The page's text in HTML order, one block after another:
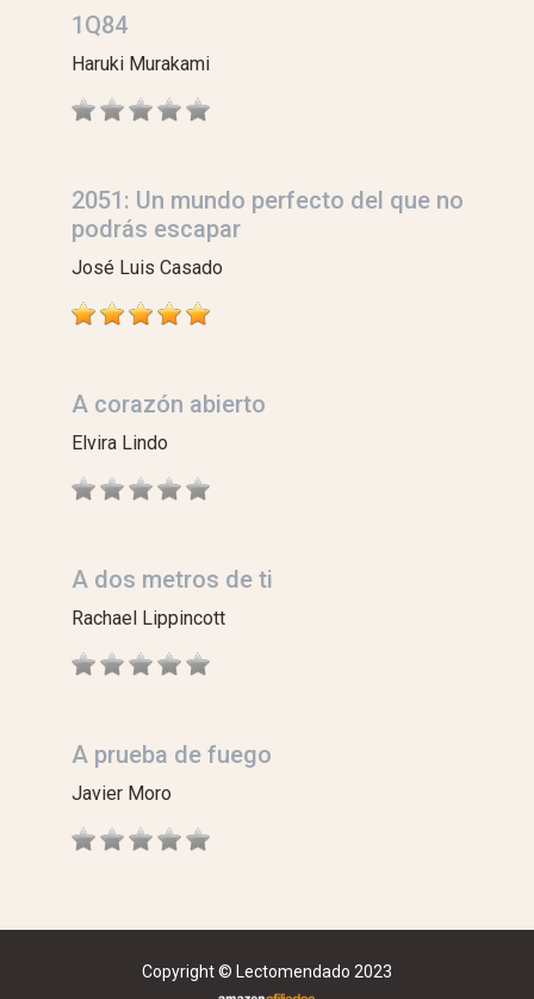
1Q84
Haruki Murakami
2051: Un mundo perfecto del que no
podrás escapar
José Luis Casado
A corazón abierto
Elvira Lindo
A dos metros de ti
Rachael Lippincott
A prueba de fuego
Javier Moro
Copyright © Lectomendado 2023